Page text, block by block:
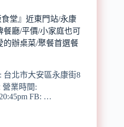
食堂』近東門站/永康
餐廳/平價/小家庭也可
的辦桌菜/聚餐首選餐
台北市大安區永康街8
營業時間:
FB: …